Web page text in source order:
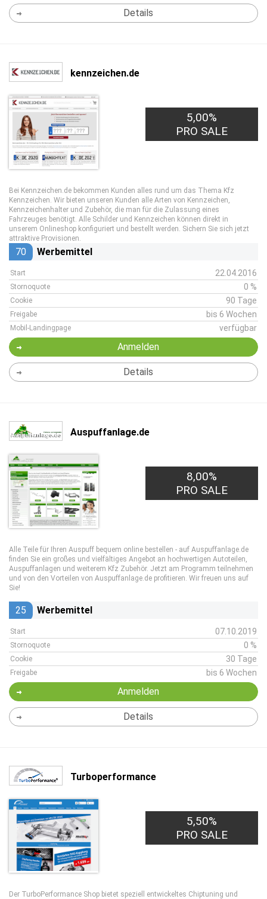
Details
kennzeichen.de
5,00%
PRO SALE
Bei Kennzeichen.de bekommen Kunden alles rund um das Thema Kfz
Kennzeichen. Wir bieten unseren Kunden alle Arten von Kennzeichen,
Kennzeichenhalter und Zubehör, die man für die Zulassung eines
Fahrzeuges benötigt. Alle Schilder und Kennzeichen können direkt in
unserem Onlineshop konfiguriert und bestellt werden. Sichern Sie sich jetzt
attraktive Provisionen.
70 Werbemittel
Start 22.04.2016
Stornoquote 0 %
Cookie 90 Tage
Freigabe bis 6 Wochen
Mobil-Landingpage verfügbar
Anmelden
Details
Auspuffanlage.de
8,00%
PRO SALE
Alle Teile für Ihren Auspuff bequem online bestellen - auf Auspuffanlage.de
finden Sie ein großes und vielfältiges Angebot an hochwertigen Autoteilen,
Auspuffanlagen und weiterem Kfz Zubehör. Jetzt am Programm teilnehmen
und von den Vorteilen von Auspuffanlage.de profitieren. Wir freuen uns auf
Sie!
25 Werbemittel
Start 07.10.2019
Stornoquote 0 %
Cookie 30 Tage
Freigabe bis 6 Wochen
Anmelden
Details
Turboperformance
5,50%
PRO SALE
Der TurboPerformance Shop bietet speziell entwickeltes Chiptuning und